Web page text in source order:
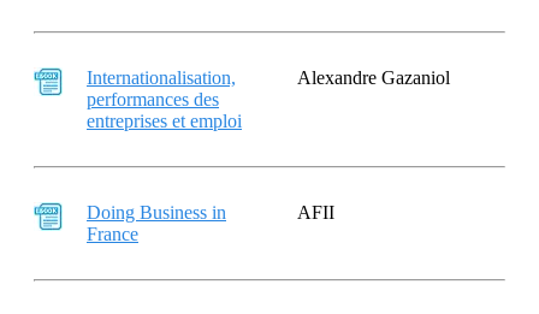
Internationalisation,
performances des
entreprises et emploi
Alexandre Gazaniol
Doing Business in
France
AFII